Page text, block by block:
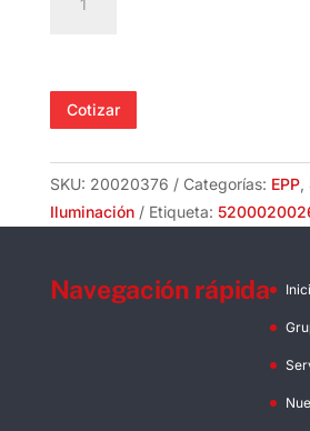
Protección
(Bolsa
10
3M
cantidad
Cotizar
SKU: 20020376 Categorías: EPP,
Iluminación
Etiqueta:
Navegación rápida